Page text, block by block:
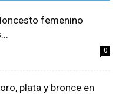
femenino
0
plata y bronce en